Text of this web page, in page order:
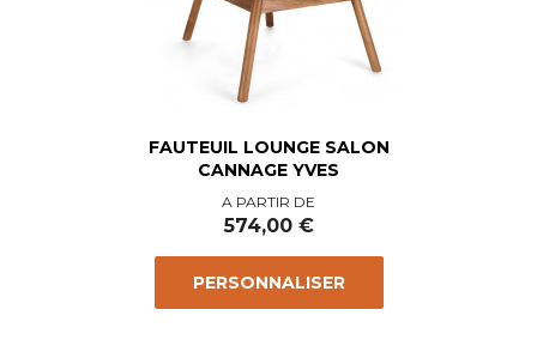
FAUTEUIL LOUNGE SALON
CANNAGE YVES
Prix
A PARTIR DE
574,00 €
PERSONNALISER